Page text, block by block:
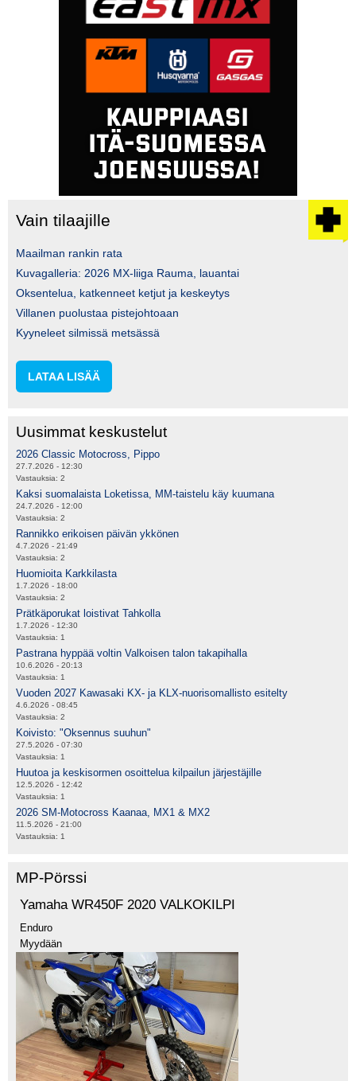
Vain tilaajille
Maailman rankin rata
Kuvagalleria: 2026 MX-liiga Rauma, lauantai
Oksentelua, katkenneet ketjut ja keskeytys
Villanen puolustaa pistejohtoaan
Kyyneleet silmissä metsässä
LATAA LISÄÄ
Uusimmat keskustelut
2026 Classic Motocross, Pippo
27.7.2026 - 12:30
Vastauksia: 2
Kaksi suomalaista Loketissa, MM-taistelu käy kuumana
24.7.2026 - 12:00
Vastauksia: 2
Rannikko erikoisen päivän ykkönen
4.7.2026 - 21:49
Vastauksia: 2
Huomioita Karkkilasta
1.7.2026 - 18:00
Vastauksia: 2
Prätkäporukat loistivat Tahkolla
1.7.2026 - 12:30
Vastauksia: 1
Pastrana hyppää voltin Valkoisen talon takapihalla
10.6.2026 - 20:13
Vastauksia: 1
Vuoden 2027 Kawasaki KX- ja KLX-nuorisomallisto esitelty
4.6.2026 - 08:45
Vastauksia: 2
Koivisto: "Oksennus suuhun"
27.5.2026 - 07:30
Vastauksia: 1
Huutoa ja keskisormen osoittelua kilpailun järjestäjille
12.5.2026 - 12:42
Vastauksia: 1
2026 SM-Motocross Kaanaa, MX1 & MX2
11.5.2026 - 21:00
Vastauksia: 1
MP-Pörssi
Yamaha WR450F 2020 VALKOKILPI
Enduro
Myydään